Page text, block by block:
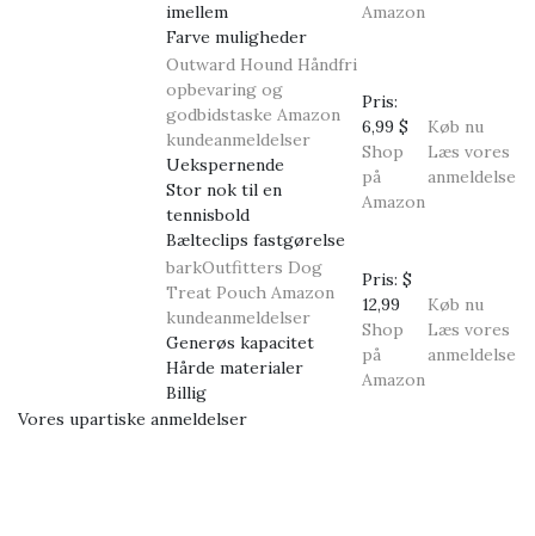
imellem
Farve muligheder
Amazon
Outward Hound Håndfri
opbevaring og
godbidstaske Amazon
kundeanmeldelser
Uekspernende
Stor nok til en
tennisbold
Bælteclips fastgørelse
Pris:
6,99 $
Shop
på
Amazon
Køb nu
Læs vores
anmeldelse
barkOutfitters Dog
Treat Pouch Amazon
kundeanmeldelser
Generøs kapacitet
Hårde materialer
Billig
Pris: $
12,99
Shop
på
Amazon
Køb nu
Læs vores
anmeldelse
Vores upartiske anmeldelser